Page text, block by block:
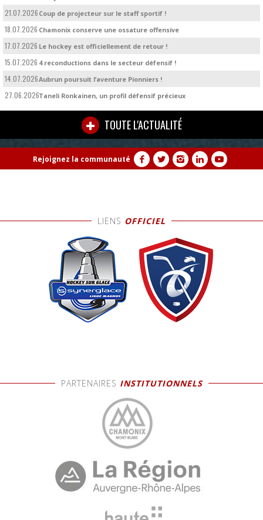
21.07.2026 Coup de projecteur sur le staff sportif !
18.07.2026 Chamonix conserve une ossature offensive
17.07.2026 Le hockey est officiellement de retour !
15.07.2026 4 reconductions dans le secteur défensif !
14.07.2026Aubrun poursuit l’aventure Pionniers !
27.06.2026Taneli Ronkainen, un profil défensif précieux
TOUTE L'ACTUALITÉ
Rejoignez la communauté
LIENS OFFICIEL
PARTENAIRES INSTITUTIONNELS